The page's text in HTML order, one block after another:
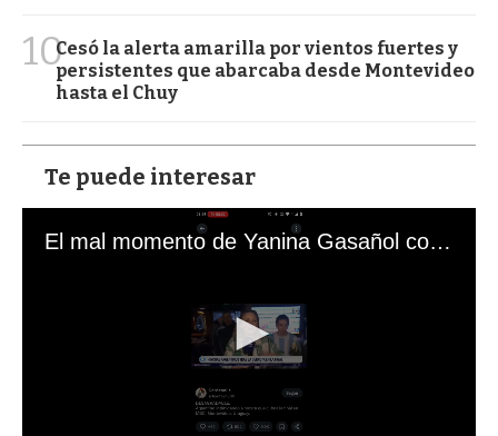
10Cesó la alerta amarilla por vientos fuertes y
persistentes que abarcaba desde Montevideo
hasta el Chuy
Te puede interesar
El mal momento de Yanina Gasañol con un hincha argentino en "Subrayado"